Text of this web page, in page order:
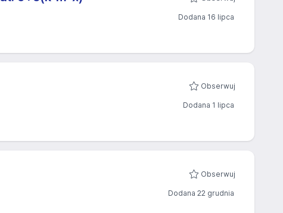
Dodana 16 lipca
Obserwuj
Dodana 1 lipca
Obserwuj
Dodana 22 grudnia